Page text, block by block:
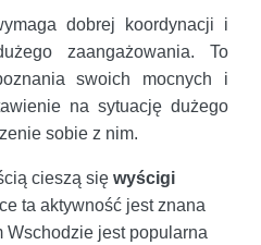
dobrej koordynacji i
zaangażowania. To
swoich mocnych i
na sytuację dużego
sobie z nim.
cieszą się wyścigi
ta aktywność jest znana
jest popularna